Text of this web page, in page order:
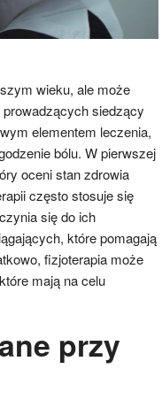
wieku, ale może
siedzący
elementem leczenia,
bólu. W pierwszej
oceni stan zdrowia
często stosuje się
się do ich
które pomagają
fizjoterapia może
mają na celu
przy